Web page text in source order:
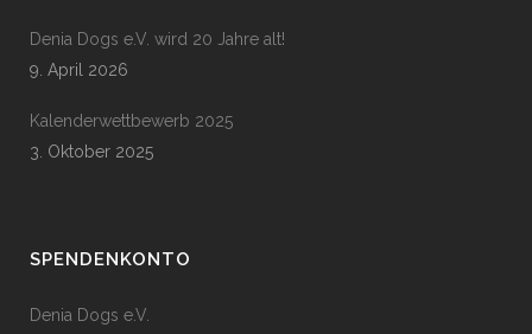
Denia Dogs e.V. wird 20 Jahre alt!
9. April 2026
Kalenderwettbewerb 2025
3. Oktober 2025
SPENDENKONTO
Denia Dogs e.V.